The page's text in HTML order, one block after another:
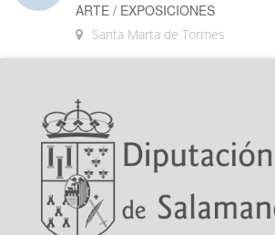
ARTE / EXPOSICIONES
Santa Marta de Tormes